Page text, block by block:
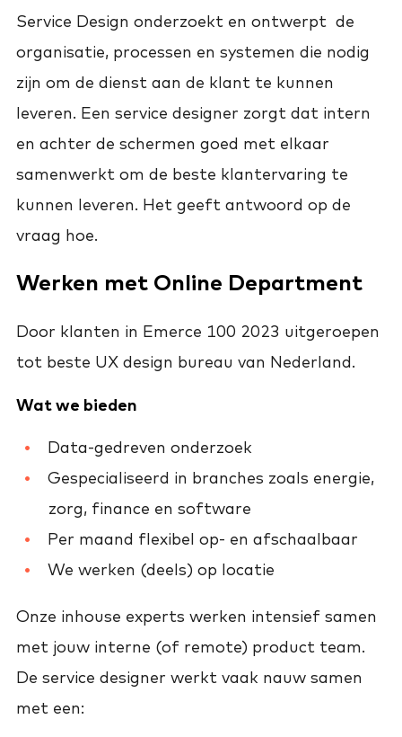
Service Design onderzoekt en ontwerpt de
organisatie, processen en systemen die nodig
zijn om de dienst aan de klant te kunnen
leveren. Een service designer zorgt dat intern
en achter de schermen goed met elkaar
samenwerkt om de beste klantervaring te
kunnen leveren. Het geeft antwoord op de
vraag hoe.
Werken met Online Department
Door klanten in Emerce 100 2023 uitgeroepen
tot beste UX design bureau van Nederland.
Wat we bieden
Data-gedreven onderzoek
Gespecialiseerd in branches zoals energie,
zorg, finance en software
Per maand flexibel op- en afschaalbaar
We werken (deels) op locatie
Onze inhouse experts werken intensief samen
met jouw interne (of remote) product team.
De service designer werkt vaak nauw samen
met een: